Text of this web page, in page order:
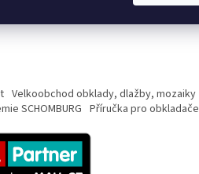
Velkoobchod obklady, dlažby, mozaiky
SCHOMBURG Příručka pro obkladače